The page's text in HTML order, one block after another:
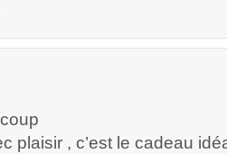
plaisir , c’est le cadeau